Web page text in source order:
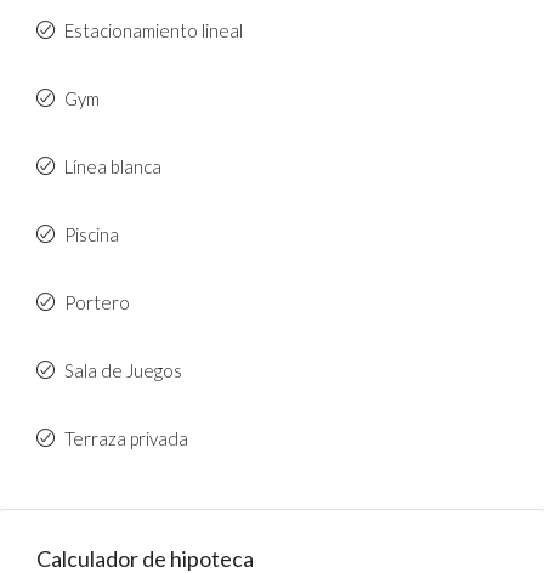
Estacionamiento lineal
Gym
Línea blanca
Piscina
Portero
Sala de Juegos
Terraza privada
Calculador de hipoteca